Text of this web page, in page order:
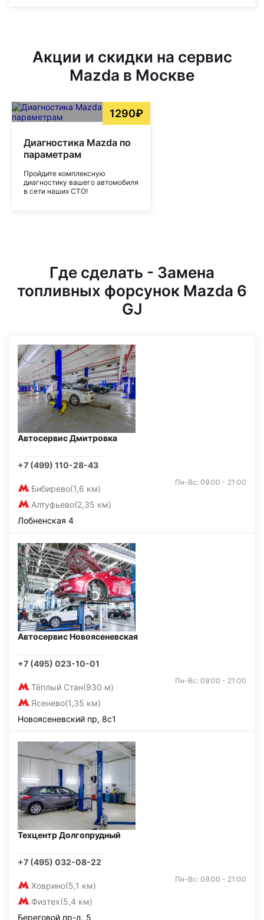
Акции и скидки на сервис
Mazda в Москве
1290₽
Диагностика Mazda по
параметрам
Пройдите комплексную
диагностику вашего автомобиля
в сети наших СТО!
Где сделать - Замена
топливных форсунок Mazda 6
GJ
Автосервис Дмитровка
+7 (499) 110-28-43
Бибирево(1,6 км)
Алтуфьево(2,35 км)
Пн-Вс: 09:00 - 21:00
Лобненская 4
Автосервис Новоясеневская
+7 (495) 023-10-01
Тёплый Стан(930 м)
Ясенево(1,35 км)
Пн-Вс: 09:00 - 21:00
Новоясеневский пр, 8с1
Техцентр Долгопрудный
+7 (495) 032-08-22
Ховрино(5,1 км)
Физтех(5,4 км)
Пн-Вс: 09:00 - 21:00
Береговой пр-д, 5